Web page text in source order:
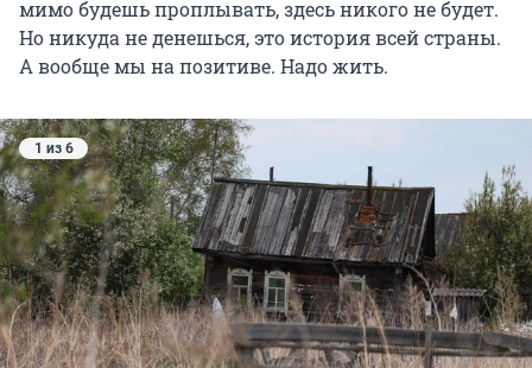
мимо будешь проплывать, здесь никого не будет.
Но никуда не денешься, это история всей страны.
А вообще мы на позитиве. Надо жить.
1 из 6